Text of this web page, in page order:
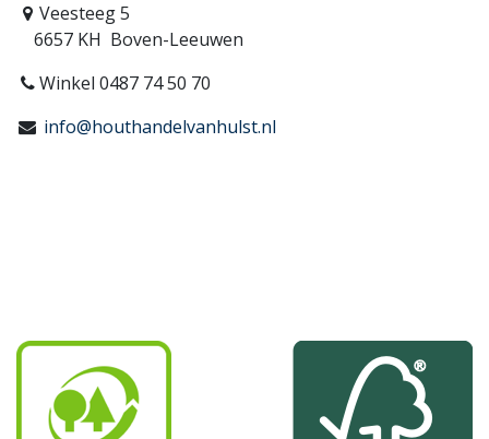
Veesteeg 5
6657 KH Boven-Leeuwen
Winkel 0487 74 50 70
info@houthandelvanhulst.nl